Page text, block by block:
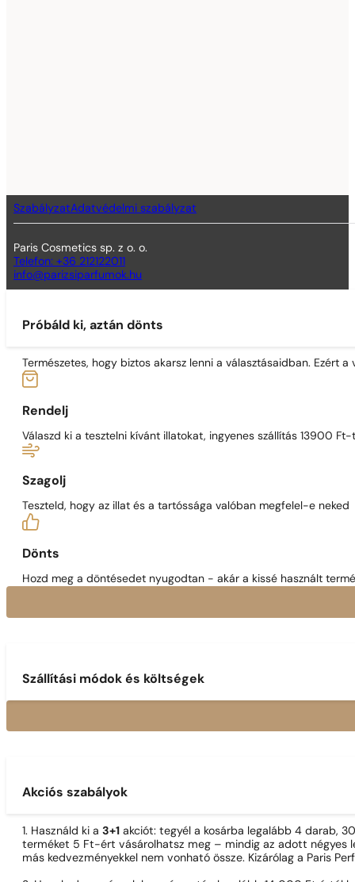
SzabályzatAdatvédelmi szabályzat
Paris Cosmetics sp. z o. o.
Telefon: +36 212122011
info@parizsiparfumok.hu
Próbáld ki, aztán dönts
Természetes, hogy biztos akarsz lenni a választásaidban. Ezért
Rendelj
Válaszd ki a tesztelni kívánt illatokat, ingyenes szállítás 13900 Ft-
Szagolj
Teszteld, hogy az illat és a tartóssága valóban megfelel-e neked
Dönts
Hozd meg a döntésedet nyugodtan - akár a kissé használt
Szállítási módok és költségek
Akciós szabályok
1. Használd ki a 3+1 akciót: tegyél a kosárba legalább 4 darab,
terméket 5 Ft-ért vásárolhatsz meg – mindig az adott négyes
más kedvezményekkel nem vonható össze. Kizárólag a Paris